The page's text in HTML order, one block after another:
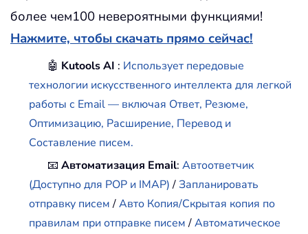
более чем100 невероятными функциями!
Нажмите, чтобы скачать прямо сейчас!
🤖 Kutools AI : Использует передовые
технологии искусственного интеллекта для легкой
работы с Email — включая Ответ, Резюме,
Оптимизацию, Расширение, Перевод и
Составление писем.
📧Автоматизация Email:Автоответчик
(Доступно для POP и IMAP)/Запланировать
отправку писем/Авто Копия/Скрытая копия по
правилам при отправке писем/Автоматическое